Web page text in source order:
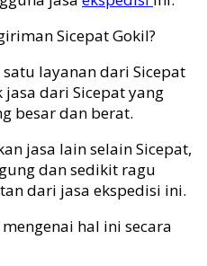
layanan dari Sicepat
dari Sicepat yang
besar dan berat.
jasa lain selain Sicepat,
dan sedikit ragu
dari jasa ekspedisi ini.
hal ini secara